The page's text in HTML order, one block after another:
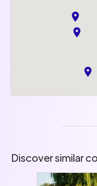
Discover similar